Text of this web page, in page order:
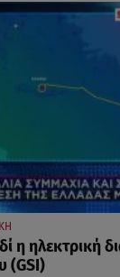
η ηλεκτρική
(GSI)